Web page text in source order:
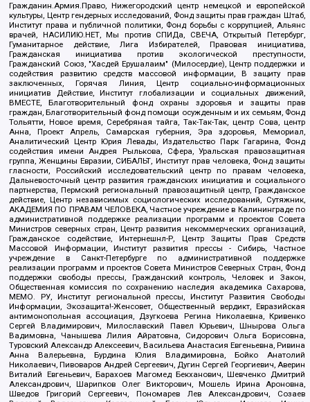
Гражданин.Армия.Право, Нижегородский центр немецкой и европейской
культуры, Центр гендерных исследований, Фонд защиты прав граждан Штаб,
Институт права и публичной политики, Фонд борьбы с коррупцией, Альянс
врачей, НАСИЛИЮ.НЕТ, Мы против СПИДа, СВЕЧА, Открытый Петербург,
Гуманитарное действие, Лига Избирателей, Правовая инициатива,
Гражданская инициатива против экологической преступности,
Гражданский Союз, "Хасдей Ерушалаим" (Милосердие), Центр поддержки и
содействия развитию средств массовой информации, В защиту прав
заключенных, Горячая Линия, Центр социально-информационных
инициатив Действие, Институт глобализации и социальных движений,
ВМЕСТЕ, Благотворительный фонд охраны здоровья и защиты прав
граждан, Благотворительный фонд помощи осужденным и их семьям, Фонд
Тольятти, Новое время, Серебряная тайга, Так-Так-Так, центр Сова, центр
Анна, Проект Апрель, Самарская губерния, Эра здоровья, Мемориал,
Аналитический Центр Юрия Левады, Издательство Парк Гагарина, Фонд
содействия имени Андрея Рылькова, Сфера, Уральская правозащитная
группа, Женщины Евразии, СИБАЛЬТ, Институт прав человека, Фонд защиты
гласности, Российский исследовательский центр по правам человека,
Дальневосточный центр развития гражданских инициатив и социального
партнерства, Пермский региональный правозащитный центр, Гражданское
действие, Центр независимых социологических исследований, Сутяжник,
АКАДЕМИЯ ПО ПРАВАМ ЧЕЛОВЕКА, Частное учреждение в Калининграде по
административной поддержке реализации программ и проектов Совета
Министров северных стран, Центр развития некоммерческих организаций,
Гражданское содействие, Интернешнл-Р, Центр Защиты Прав Средств
Массовой Информации, Институт развития прессы - Сибирь, Частное
учреждение в Санкт-Петербурге по административной поддержке
реализации программ и проектов Совета Министров Северных Стран, Фонд
поддержки свободы прессы, Гражданский контроль, Человек и Закон,
Общественная комиссия по сохранению наследия академика Сахарова,
МЕМО. РУ, Институт региональной прессы, Институт Развития Свободы
Информации, Экозащита!-Женсовет, Общественный вердикт, Евразийская
антимонопольная ассоциация, Дзугкоева Регина Николаевна, Кривенко
Сергей Владимирович, Милославский Павел Юрьевич, Шнырова Ольга
Вадимовна, Чанышева Лилия Айратовна, Сидорович Ольга Борисовна,
Туровский Александр Алексеевич, Васильева Анастасия Евгеньевна, Ривина
Анна Валерьевна, Бурдина Юлия Владимировна, Бойко Анатолий
Николаевич, Пивоваров Андрей Сергеевич, Дугин Сергей Георгиевич, Аверин
Виталий Евгеньевич, Барахоев Магомед Бекханович, Шевченко Дмитрий
Александрович, Шарипков Олег Викторович, Мошель Ирина Ароновна,
Шведов Григорий Сергеевич, Пономарев Лев Александрович, Созаев